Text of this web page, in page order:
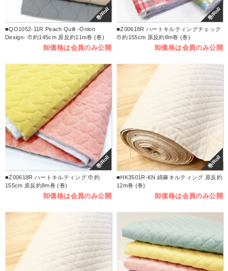
巻/Roll
■QO1052-11R Peach Quilt -Onion
Design- 巾約145cm 原反約11m巻 (巻)
卸価格は会員のみ公開
巻/Roll
■Z00618R ハートキルティングチェック
巾約155cm 原反約8m巻 (巻)
卸価格は会員のみ公開
巻/Roll
■Z00618R ハートキルティング 巾約
155cm 原反約8m巻 (巻)
卸価格は会員のみ公開
巻/Roll
■HK3501R-KN 綿麻キルティング 原反約
12m巻 (巻)
卸価格は会員のみ公開